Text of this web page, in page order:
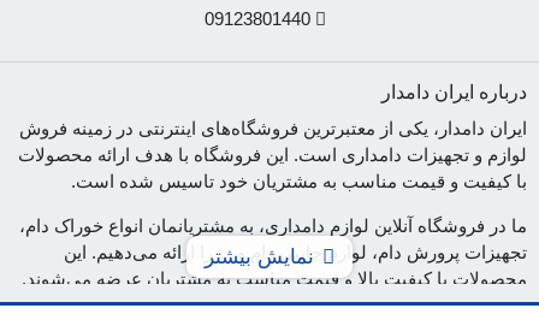
09123801440
درباره ایران دامدار
ایران دامدار، یکی از معتبرترین فروشگاه‌های اینترنتی در زمینه فروش
لوازم و تجهیزات دامداری است. این فروشگاه با هدف ارائه محصولات
با کیفیت و قیمت مناسب به مشتریان خود تاسیس شده است.
ما در فروشگاه آنلاین لوازم دامداری، به مشتریانمان انواع خوراک دام،
تجهیزات پرورش دام، لوازم جانبی دام و ... را ارائه می‌دهیم. این
محصولات با کیفیت بالا و قیمت مناسب به مشتریان عرضه می‌شوند.
نمایش بیشتر